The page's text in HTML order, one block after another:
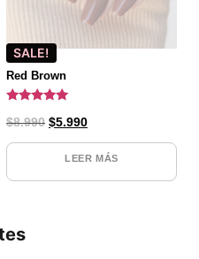
SALE!
Red Brown
con
de 5
$8.990 $5.990
LEER MÁS